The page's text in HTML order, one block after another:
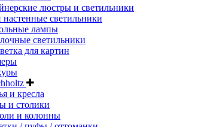
люстры и светильники
настенные светильники
лампы
светильники
для картин
и кресла
и столики
и колонны